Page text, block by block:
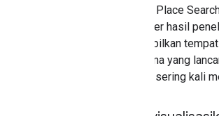
Elemen Place
merender hasil
menampilkan
pengguna yang
di peta, sering kali